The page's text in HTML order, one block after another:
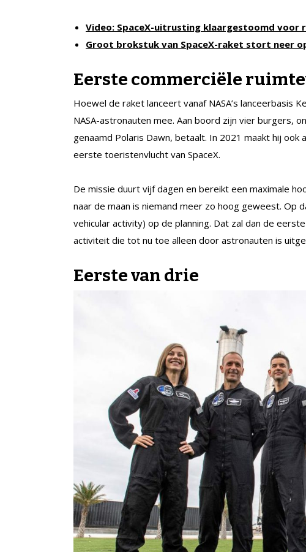
Video: SpaceX-uitrusting klaargestoomd voor
Groot brokstuk van SpaceX-raket stort neer
Eerste commerciële
Hoewel de raket lanceert vanaf NASA’s lanceerbasis
NASA-astronauten mee. Aan boord zijn vier burgers,
genaamd Polaris Dawn, betaalt. In 2021 maakt hij
eerste toeristenvlucht van SpaceX.
De missie duurt vijf dagen en bereikt een maximale
naar de maan is niemand meer zo hoog geweest. Op
vehicular activity) op de planning. Dat zal dan de
activiteit die tot nu toe alleen door astronauten is
Eerste van drie